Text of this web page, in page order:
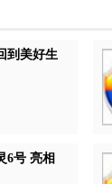
到美好生
6号 亮相